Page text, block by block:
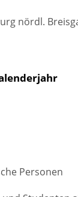
nördl.
Personen